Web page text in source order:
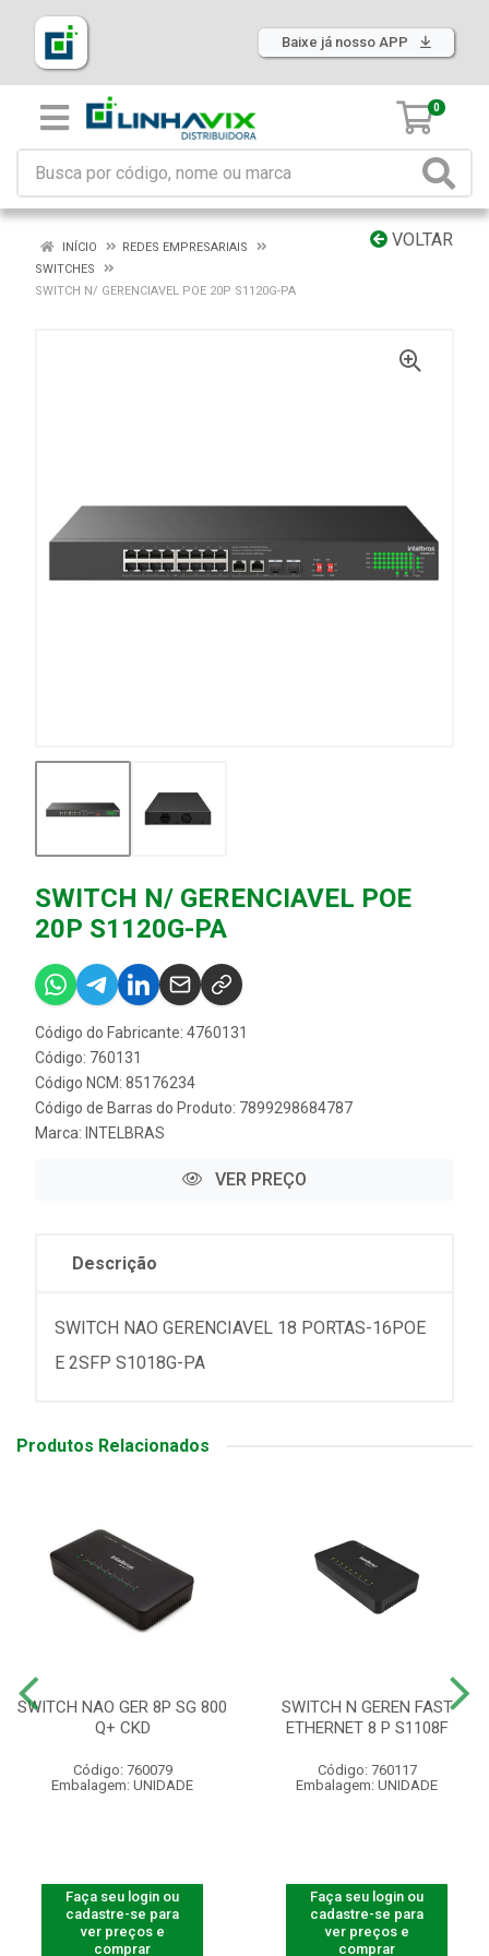
Baixe já nosso APP
0
VOLTAR
INÍCIO
REDES EMPRESARIAIS
SWITCHES
SWITCH N/ GERENCIAVEL POE 20P S1120G-PA
SWITCH N/ GERENCIAVEL POE
20P S1120G-PA
Código do Fabricante: 4760131
Código: 760131
Código NCM: 85176234
Código de Barras do Produto: 7899298684787
Marca: INTELBRAS
VER PREÇO
Descrição
SWITCH NAO GERENCIAVEL 18 PORTAS-16POE
E 2SFP S1018G-PA
Produtos Relacionados
SWITCH NAO GER 8P SG 800
Q+ CKD
Código: 760079
Embalagem: UNIDADE
Faça seu login ou
cadastre-se para
ver preços e
comprar
SWITCH N GEREN FAST
ETHERNET 8 P S1108F
Código: 760117
Embalagem: UNIDADE
Faça seu login ou
cadastre-se para
ver preços e
comprar